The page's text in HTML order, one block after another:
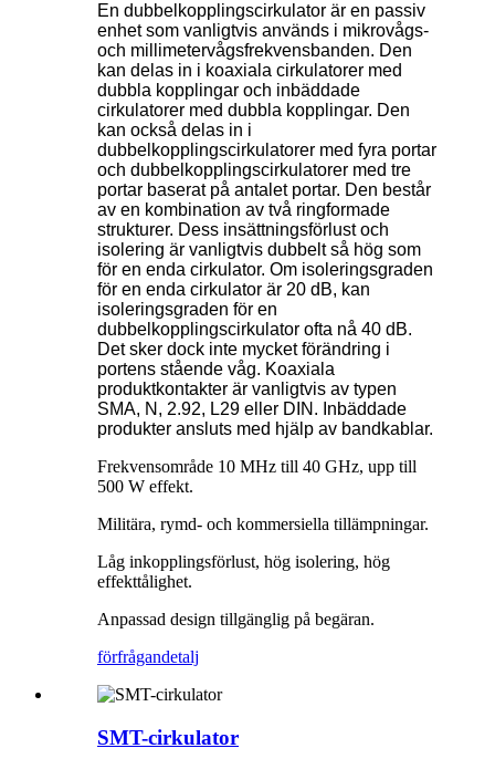
En dubbelkopplingscirkulator är en passiv
enhet som vanligtvis används i mikrovågs- ​​
och millimetervågsfrekvensbanden. Den
kan delas in i koaxiala cirkulatorer med
dubbla kopplingar och inbäddade
cirkulatorer med dubbla kopplingar. Den
kan också delas in i
dubbelkopplingscirkulatorer med fyra portar
och dubbelkopplingscirkulatorer med tre
portar baserat på antalet portar. Den består
av en kombination av två ringformade
strukturer. Dess insättningsförlust och
isolering är vanligtvis dubbelt så hög som
för en enda cirkulator. Om isoleringsgraden
för en enda cirkulator är 20 dB, kan
isoleringsgraden för en
dubbelkopplingscirkulator ofta nå 40 dB.
Det sker dock inte mycket förändring i
portens stående våg. Koaxiala
produktkontakter är vanligtvis av typen
SMA, N, 2.92, L29 eller DIN. Inbäddade
produkter ansluts med hjälp av bandkablar.
Frekvensområde 10 MHz till 40 GHz, upp till
500 W effekt.
Militära, rymd- och kommersiella tillämpningar.
Låg inkopplingsförlust, hög isolering, hög
effekttålighet.
Anpassad design tillgänglig på begäran.
förfrågandetalj
SMT-cirkulator